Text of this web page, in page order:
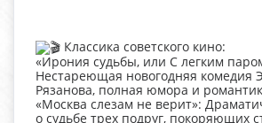
Классика советского кино:
«Ирония судьбы, или С легким
Нестареющая новогодняя комедия
Рязанова, полная юмора и
«Москва слезам не верит»:
о судьбе трех подруг, покоряющих